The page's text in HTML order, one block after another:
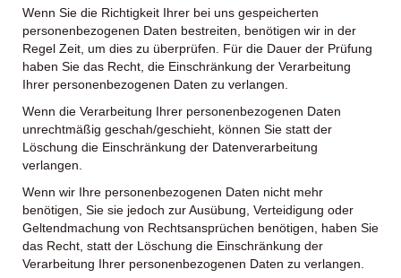
Wenn Sie die Richtigkeit Ihrer bei uns gespeicherten
personenbezogenen Daten bestreiten, benötigen wir in der
Regel Zeit, um dies zu überprüfen. Für die Dauer der Prüfung
haben Sie das Recht, die Einschränkung der Verarbeitung
Ihrer personenbezogenen Daten zu verlangen.
Wenn die Verarbeitung Ihrer personenbezogenen Daten
unrechtmäßig geschah/geschieht, können Sie statt der
Löschung die Einschränkung der Datenverarbeitung
verlangen.
Wenn wir Ihre personenbezogenen Daten nicht mehr
benötigen, Sie sie jedoch zur Ausübung, Verteidigung oder
Geltendmachung von Rechtsansprüchen benötigen, haben Sie
das Recht, statt der Löschung die Einschränkung der
Verarbeitung Ihrer personenbezogenen Daten zu verlangen.